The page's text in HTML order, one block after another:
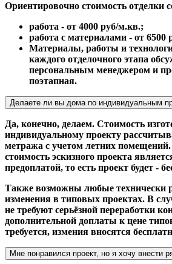
Ориентировочно стоимость отделки
работа - от 4000 руб/м.кв.;
работа с материалами - от 6500
Материалы, работы и
каждого отделочного этапа
персональным менеджером и
поэтапная.
Делаете ли вы дома по индивидуальным
Да, конечно, делаем. Стоимость
индивидуальному проекту
метража с учетом летних помещений.
стоимость эскизного проекта
предоплатой, то есть проект будет -
Также возможны любые технически
изменения в типовых проектах. В
не требуют серьёзной переработки
дополнительной доплаты к цене
требуется, измения вносятся
Мне понравился проект, но я хочу внести